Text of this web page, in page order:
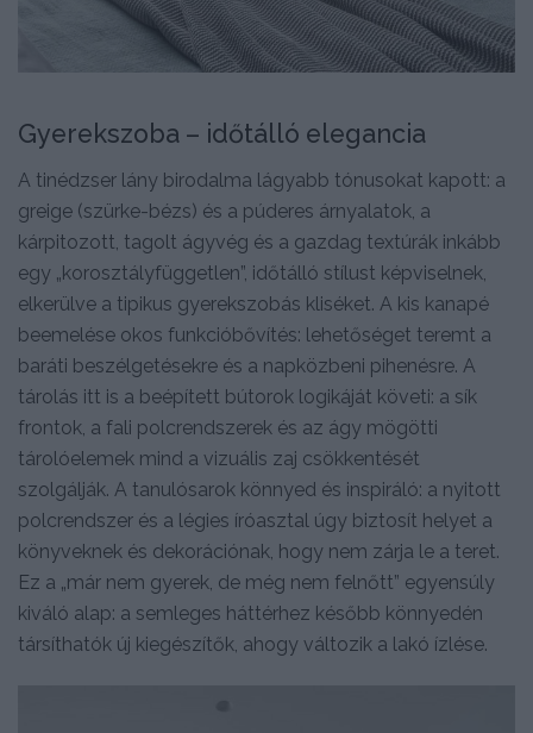
Gyerekszoba – időtálló elegancia
A tinédzser lány birodalma lágyabb tónusokat kapott: a
greige (szürke-bézs) és a púderes árnyalatok, a
kárpitozott, tagolt ágyvég és a gazdag textúrák inkább
egy „korosztályfüggetlen”, időtálló stílust képviselnek,
elkerülve a tipikus gyerekszobás kliséket. A kis kanapé
beemelése okos funkcióbővítés: lehetőséget teremt a
baráti beszélgetésekre és a napközbeni pihenésre. A
tárolás itt is a beépített bútorok logikáját követi: a sík
frontok, a fali polcrendszerek és az ágy mögötti
tárolóelemek mind a vizuális zaj csökkentését
szolgálják. A tanulósarok könnyed és inspiráló: a nyitott
polcrendszer és a légies íróasztal úgy biztosít helyet a
könyveknek és dekorációnak, hogy nem zárja le a teret.
Ez a „már nem gyerek, de még nem felnőtt” egyensúly
kiváló alap: a semleges háttérhez később könnyedén
társíthatók új kiegészítők, ahogy változik a lakó ízlése.